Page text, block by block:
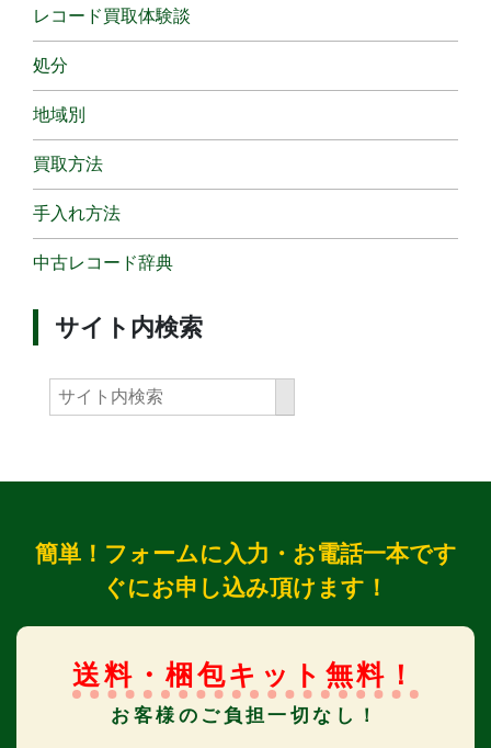
レコード買取体験談
処分
地域別
買取方法
手入れ方法
中古レコード辞典
サイト内検索
簡単！フォームに入力・お電話一本です
ぐにお申し込み頂けます！
送料・梱包キット無料！
お客様のご負担一切なし！